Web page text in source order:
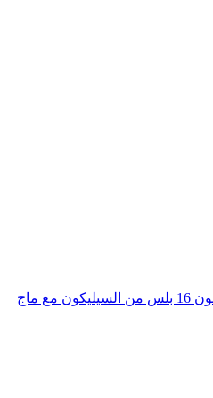
أبل غطاء حماية خلفي لجوال ايفون 16 بلس من السيليكون مع ماج